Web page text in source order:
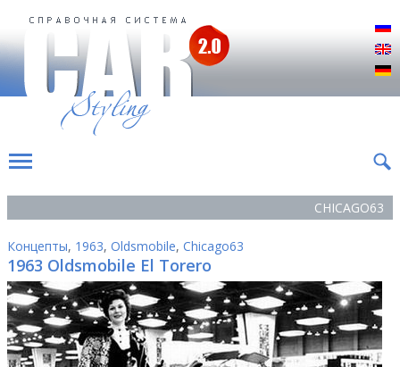
CHICAGO63
Концепты, 1963, Oldsmobile, Chicago63
1963 Oldsmobile El Torero